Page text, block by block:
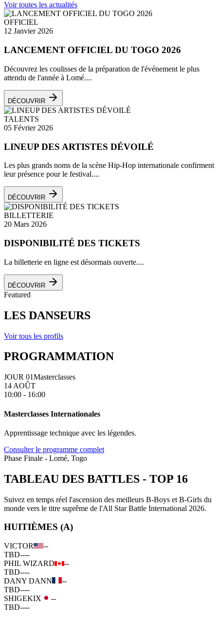
Voir toutes les actualités
OFFICIEL
12 Janvier 2026
LANCEMENT OFFICIEL DU TOGO 2026
Découvrez les coulisses de la préparation de l'événement le plus
attendu de l'année à Lomé....
DÉCOUVRIR
TALENTS
05 Février 2026
LINEUP DES ARTISTES DÉVOILÉ
Les plus grands noms de la scène Hip-Hop internationale confirment
leur présence pour le festival....
DÉCOUVRIR
BILLETTERIE
20 Mars 2026
DISPONIBILITÉ DES TICKETS
La billetterie en ligne est désormais ouverte....
DÉCOUVRIR
Featured
LES DANSEURS
Voir tous les profils
PROGRAMMATION
JOUR 01Masterclasses
14 AOÛT
10:00 - 16:00
Masterclasses Internationales
Apprentissage technique avec les légendes.
Consulter le programme complet
Phase Finale - Lomé, Togo
TABLEAU DES BATTLES - TOP 16
Suivez en temps réel l'ascension des meilleurs B-Boys et B-Girls du
monde vers le titre suprême de l'All Star Battle International 2026.
HUITIÈMES (A)
VICTOR
--
TBD----
PHIL WIZARD
--
TBD----
DANY DANN
--
TBD----
SHIGEKIX
--
TBD----